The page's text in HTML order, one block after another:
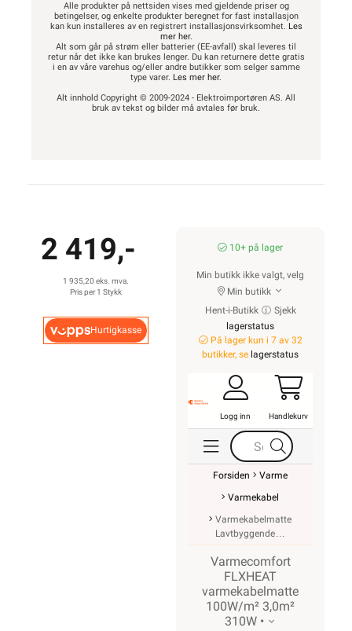
Alle produkter på nettsiden vises med gjeldende priser og
betingelser, og enkelte produkter beregnet for fast installasjon
kan kun installeres av en registrert installasjonsvirksomhet. Les
mer her.
Alt som går på strøm eller batterier (EE-avfall) skal leveres til
retur når det ikke kan brukes lenger. Du kan returnere dette gratis
i en av våre varehus og/eller andre butikker som selger samme
type varer. Les mer her.
Alt innhold Copyright © 2009-2024 - Elektroimportøren AS. All
bruk av tekst og bilder må avtales før bruk.
2 419,-
1 935,20 eks. mva.
Pris per 1 Stykk
Hurtigkasse
10+ på lager
Min butikk ikke valgt, velg
Min butikk
Hent-i-Butikk
Sjekk
lagerstatus
På lager kun i 7 av 32
butikker, se lagerstatus
Logg inn Handlekurv
Forsiden
Varme
Varmekabel
Varmekabelmatte
Lavtbyggende
Varmecomfort
FLXHEAT
varmekabelmatte
100W/m² 3,0m²
310W •